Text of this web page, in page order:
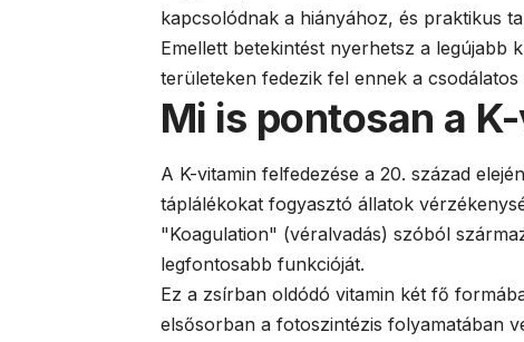
kapcsolódnak a hiányához, és praktikus
Emellett betekintést nyerhetsz a legújabb
területeken fedezik fel ennek a
Mi is pontosan a
A K-vitamin felfedezése a 20. század
táplálékokat fogyasztó állatok
"Koagulation" (véralvadás) szóból
legfontosabb funkcióját.
Ez a zsírban oldódó vitamin két fő
elsősorban a fotoszintézis folyamatában